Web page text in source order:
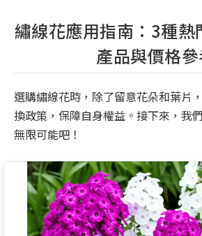
繡線花應用指南：3種熱
產品與價格
選購繡線花時，除了留意花朵和葉片
換政策，保障自身權益。接下來，我
無限可能吧！